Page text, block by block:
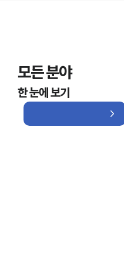
모든 분야
한 눈에 보기